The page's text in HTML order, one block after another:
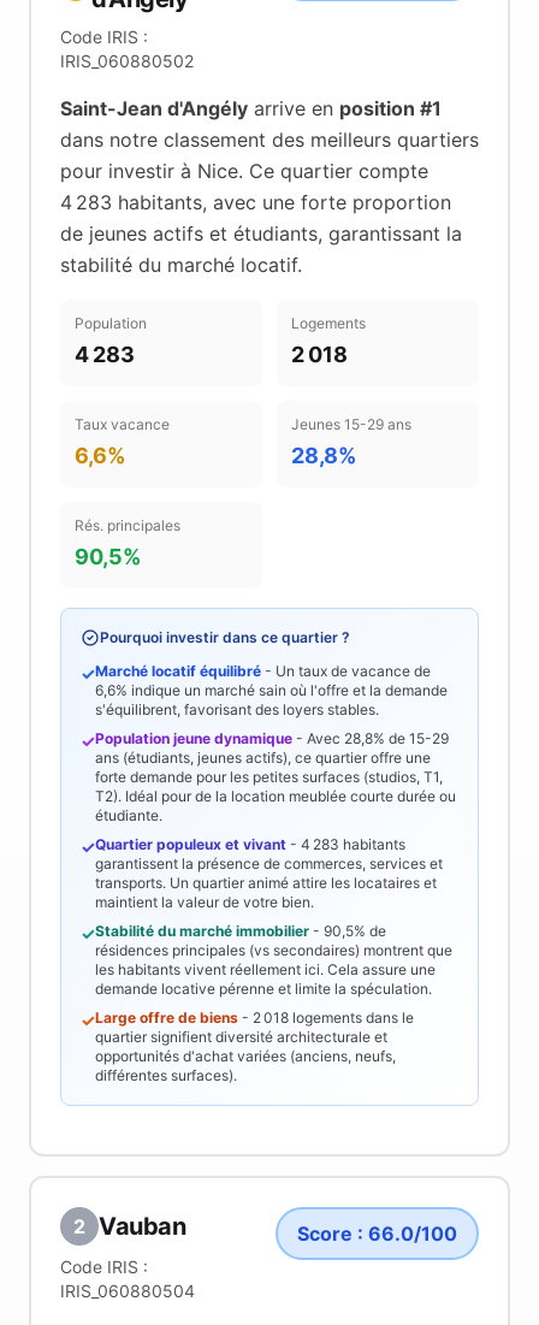
Code IRIS :
IRIS_060880502
Saint-Jean d'Angély arrive en position #1
dans notre classement des meilleurs quartiers
pour investir à Nice. Ce quartier compte
4 283 habitants, avec une forte proportion
de jeunes actifs et étudiants, garantissant la
stabilité du marché locatif.
Population
4 283
Logements
2 018
Taux vacance
6,6%
Jeunes 15-29 ans
28,8%
Rés. principales
90,5%
Pourquoi investir dans ce quartier ?
✓Marché locatif équilibré - Un taux de vacance de
6,6% indique un marché sain où l'offre et la demande
s'équilibrent, favorisant des loyers stables.
✓Population jeune dynamique - Avec 28,8% de 15-29
ans (étudiants, jeunes actifs), ce quartier offre une
forte demande pour les petites surfaces (studios, T1,
T2). Idéal pour de la location meublée courte durée ou
étudiante.
✓Quartier populeux et vivant - 4 283 habitants
garantissent la présence de commerces, services et
transports. Un quartier animé attire les locataires et
maintient la valeur de votre bien.
✓Stabilité du marché immobilier - 90,5% de
résidences principales (vs secondaires) montrent que
les habitants vivent réellement ici. Cela assure une
demande locative pérenne et limite la spéculation.
✓Large offre de biens - 2 018 logements dans le
quartier signifient diversité architecturale et
opportunités d'achat variées (anciens, neufs,
différentes surfaces).
2 Vauban
Code IRIS :
IRIS_060880504
Score : 66.0/100